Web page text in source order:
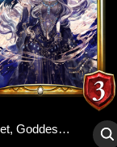
Sekhmet, Goddess of Plague